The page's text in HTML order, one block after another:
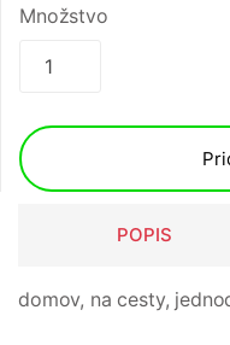
Množstvo
POPIS
domov, na cesty,